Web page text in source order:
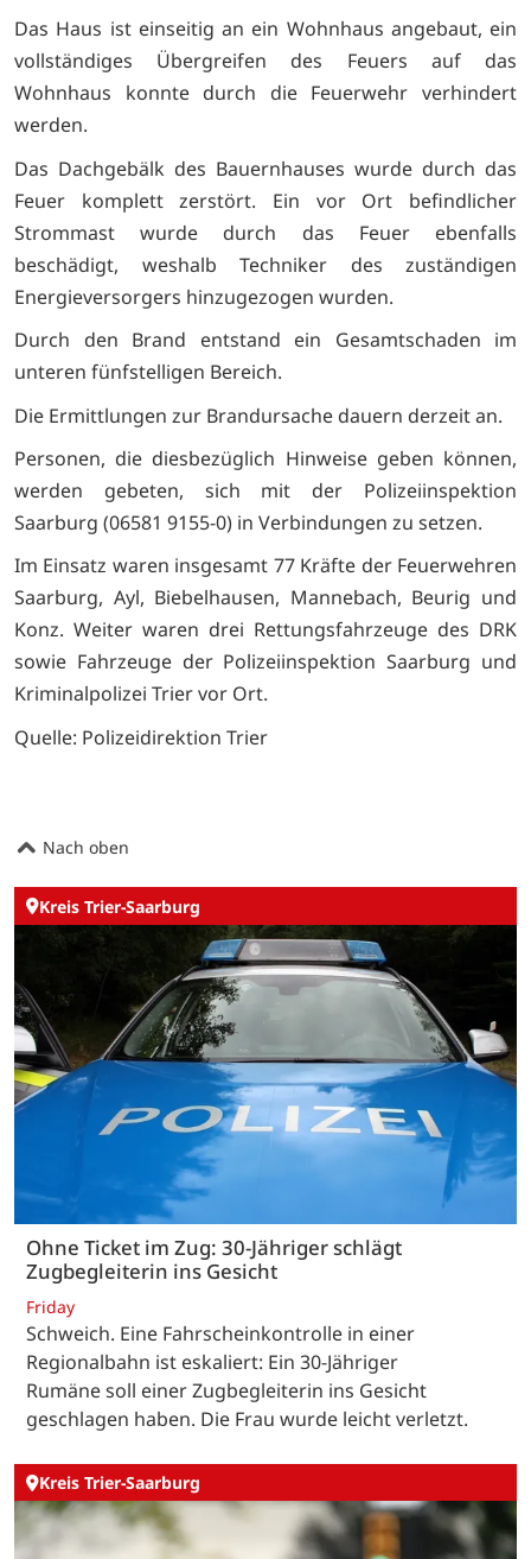
Das Haus ist einseitig an ein Wohnhaus angebaut, ein
vollständiges Übergreifen des Feuers auf das
Wohnhaus konnte durch die Feuerwehr verhindert
werden.
Das Dachgebälk des Bauernhauses wurde durch das
Feuer komplett zerstört. Ein vor Ort befindlicher
Strommast wurde durch das Feuer ebenfalls
beschädigt, weshalb Techniker des zuständigen
Energieversorgers hinzugezogen wurden.
Durch den Brand entstand ein Gesamtschaden im
unteren fünfstelligen Bereich.
Die Ermittlungen zur Brandursache dauern derzeit an.
Personen, die diesbezüglich Hinweise geben können,
werden gebeten, sich mit der Polizeiinspektion
Saarburg (06581 9155-0) in Verbindungen zu setzen.
Im Einsatz waren insgesamt 77 Kräfte der Feuerwehren
Saarburg, Ayl, Biebelhausen, Mannebach, Beurig und
Konz. Weiter waren drei Rettungsfahrzeuge des DRK
sowie Fahrzeuge der Polizeiinspektion Saarburg und
Kriminalpolizei Trier vor Ort.
Quelle: Polizeidirektion Trier
Nach oben
Kreis Trier-Saarburg
Ohne Ticket im Zug: 30-Jähriger schlägt
Zugbegleiterin ins Gesicht
Friday
Schweich. Eine Fahrscheinkontrolle in einer
Regionalbahn ist eskaliert: Ein 30-Jähriger
Rumäne soll einer Zugbegleiterin ins Gesicht
geschlagen haben. Die Frau wurde leicht verletzt.
Kreis Trier-Saarburg